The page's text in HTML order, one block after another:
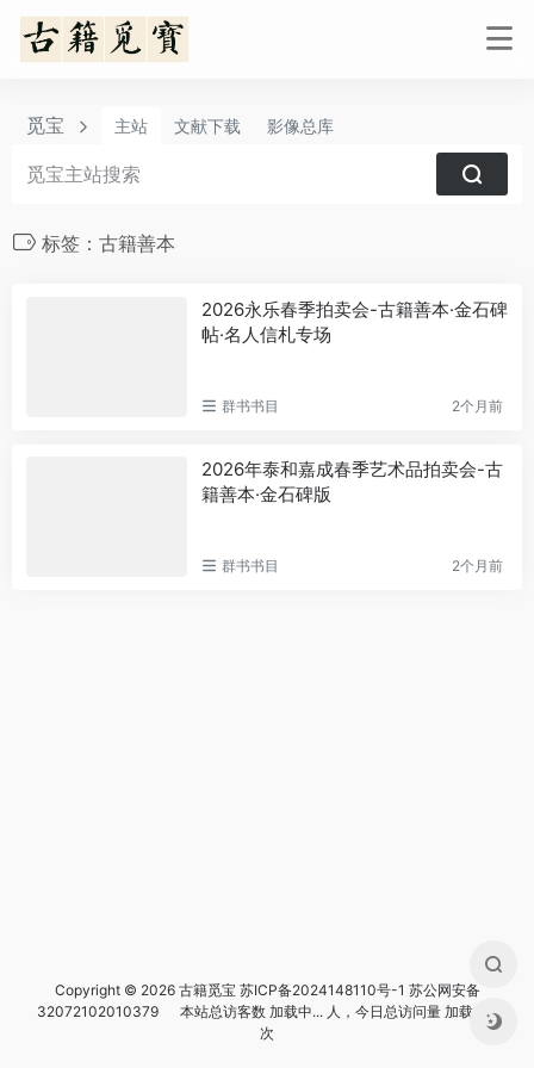
觅宝 主站 文献下载 影像总库
标签：古籍善本
2026永乐春季拍卖会-古籍善本·金石碑
帖·名人信札专场
群书书目 2个月前
2026年泰和嘉成春季艺术品拍卖会-古
籍善本·金石碑版
群书书目 2个月前
Copyright © 2026 古籍觅宝 苏ICP备2024148110号-1 苏公网安备
32072102010379
本站总访客数 加载中...人，今日总访问量 加载中...
次